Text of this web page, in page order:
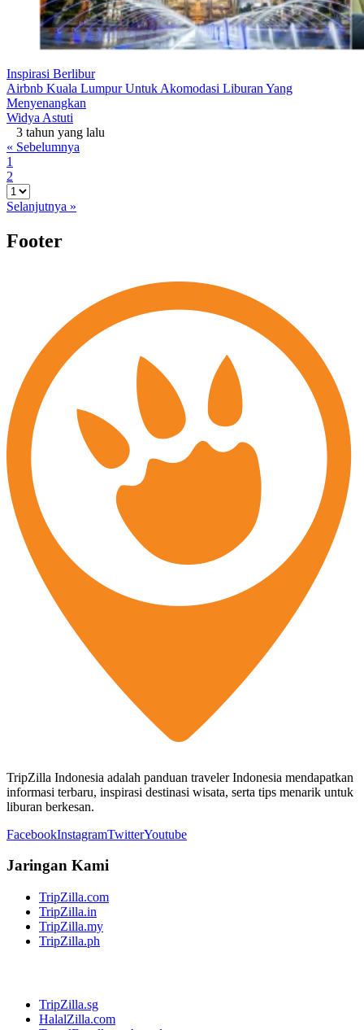
Inspirasi Berlibur
Airbnb Kuala Lumpur Untuk Akomodasi Liburan Yang
Menyenangkan
Widya Astuti
3 tahun yang lalu
« Sebelumnya
1
2
Selanjutnya »
Footer
TripZilla Indonesia adalah panduan traveler Indonesia mendapatkan
informasi terbaru, inspirasi destinasi wisata, serta tips menarik untuk
liburan berkesan.
FacebookInstagramTwitterYoutube
Jaringan Kami
TripZilla.com
TripZilla.in
TripZilla.my
TripZilla.ph
TripZilla.sg
HalalZilla.com